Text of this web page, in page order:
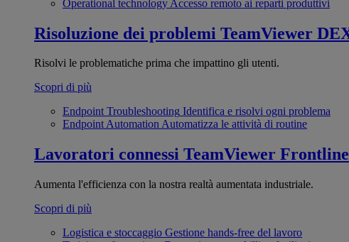
Operational technology Accesso remoto ai reparti produttivi
Risoluzione dei problemi TeamViewer
Risolvi le problematiche prima che impattino gli utenti.
Scopri di più
Endpoint Troubleshooting Identifica e risolvi ogni problema
Endpoint AutomationAutomatizza le attività di routine
Lavoratori connessi TeamViewer Frontline
Aumenta l'efficienza con la nostra realtà aumentata industriale.
Scopri di più
Logistica e stoccaggio Gestione hands-free del lavoro